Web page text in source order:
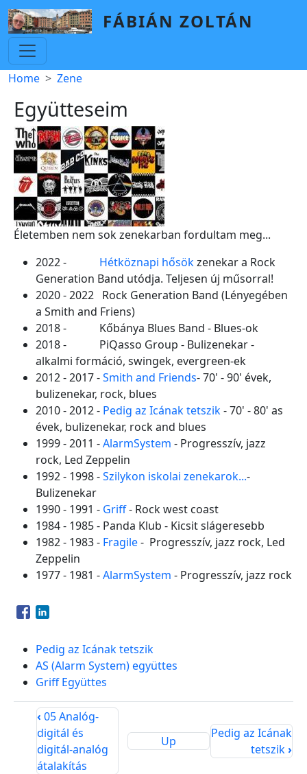
Skip to main content
FÁBIÁN ZOLTÁN
Breadcrumb
Home Zene
Együtteseim
Életemben nem sok zenekarban fordultam meg...
2022 - Hétköznapi hősökzenekar a Rock
Generation Band utódja. Teljesen új műsorral!
2020 - 2022 Rock Generation Band (Lényegében
a Smith and Friens)
2018 - Kőbánya Blues Band - Blues-ok
2018 - PiQasso Group - Bulizenekar -
alkalmi formáció, swingek, evergreen-ek
2012 - 2017 -Smith and Friends- 70' - 90' évek,
bulizenekar, rock, blues
2010 - 2012 - Pedig az Icának tetszik- 70' - 80' as
évek, bulizenekar, rock and blues
1999 - 2011 -AlarmSystem - Progresszív, jazz
rock, Led Zeppelin
1992 - 1998 -Szilykon iskolai zenekarok...-
Bulizenekar
1990 - 1991 - Griff- Rock west coast
1984 - 1985 - Panda Klub - Kicsit slágeresebb
1982 - 1983 - Fragile- Progresszív, jazz rock, Led
Zeppelin
1977 - 1981 -AlarmSystem - Progresszív, jazz rock
Opens in a new window
Opens in a new window
Pedig az Icának tetszik
AS (Alarm System) együttes
Griff Együttes
‹ 05 Analóg-
digitál és
digitál-analóg
átalakítás
Up
Pedig az Icának
tetszik›